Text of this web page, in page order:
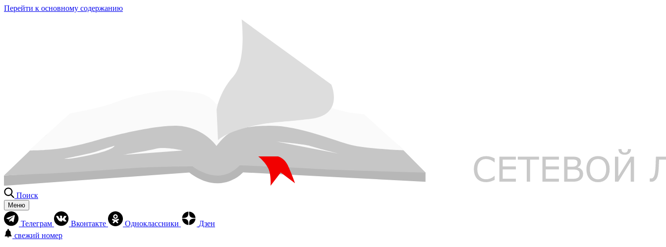
Перейти к основному содержанию
Поиск
Меню
Телеграм Вконтакте Одноклассники
Дзен
свежий номер